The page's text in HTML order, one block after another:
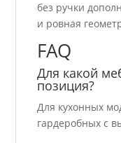
без ручки
и ровная
FAQ
Для какой
позиция?
Для кухонных
гардеробных с